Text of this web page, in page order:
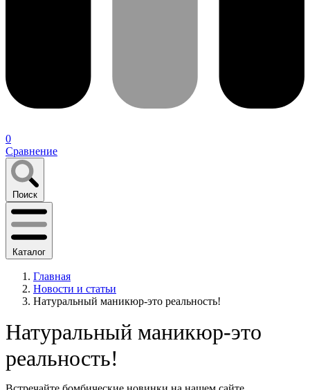
0
Сравнение
Поиск
Каталог
Главная
Новости и статьи
Натуральный маникюр-это реальность!
Натуральный маникюр-это
реальность!